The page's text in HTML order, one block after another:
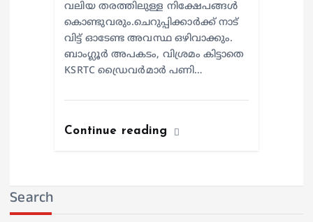
വലിയ തരത്തിലുള്ള നിക്ഷേപങ്ങൾ
കൊണ്ടുവരും.ചെറുപ്പിക്കാർക്ക് നാട്
വിട്ട് ഓടേണ്ട അവസ്ഥ ഒഴിവാക്കും.
ബാംഗ്ലൂർ അപകടം, വിശ്രമം കിട്ടാതെ
KSRTC ഡ്രൈവർമാർ പണി…
Continue reading
Search